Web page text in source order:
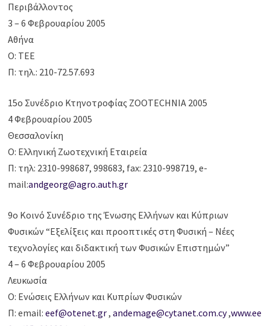
Περιβάλλοντος
3 – 6 Φεβρουαρίου 2005
Αθήνα
Ο: ΤΕΕ
Π: τηλ.: 210-72.57.693
15ο Συνέδριο Κτηνοτροφίας ZOOTECHNIA 2005
4 Φεβρουαρίου 2005
Θεσσαλονίκη
Ο: Ελληνική Ζωοτεχνική Εταιρεία
Π: τηλ: 2310-998687, 998683, fax: 2310-998719, e-
mail:andgeorg@agro.auth.gr
9o Κοινό Συνέδριο της Ένωσης Ελλήνων και Κύπριων
Φυσικών “Εξελίξεις και προοπτικές στη Φυσική – Νέες
τεχνολογίες και διδακτική των Φυσικών Επιστημών”
4 – 6 Φεβρουαρίου 2005
Λευκωσία
Ο: Ενώσεις Ελλήνων και Κυπρίων Φυσικών
Π: email:eef@otenet.gr,andemage@cytanet.com.cy,www.ee